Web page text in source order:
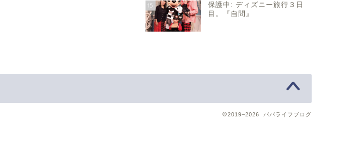
15
保護中: ディズニー旅行３日
目。『自問』
2019–2026 パパライフブログ